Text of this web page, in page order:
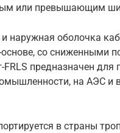
или превышающим
наружная оболочка
со сниженными
предназначен
на АЭС и
в страны